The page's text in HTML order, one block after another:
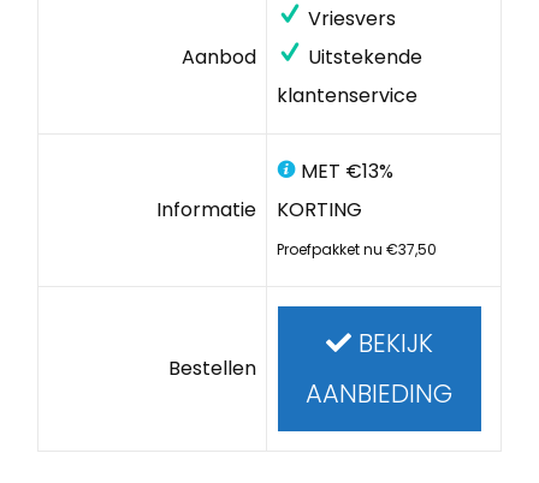
Aanbod
Vriesvers
Uitstekende
klantenservice
Informatie
MET €13%
KORTING
Proefpakket nu €37,50
Bestellen
BEKIJK
AANBIEDING